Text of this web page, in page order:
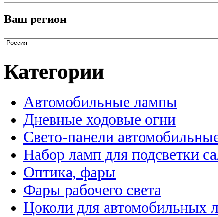
Ваш регион
Категории
Автомобильные лампы
Дневные ходовые огни
Свето-панели
Набор ламп для подсветки
Оптика, фары
Фары рабочего света
Цоколи для автомобильных